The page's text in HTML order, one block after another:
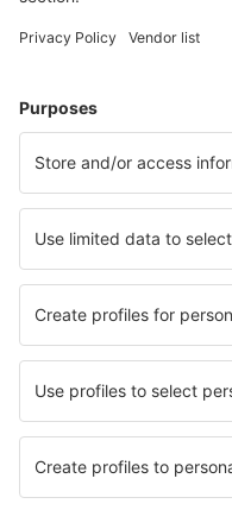
Cele mai căutate
Cazare în Davenport
Cazare în Sevierville
Cazare în Panama City Beach
Cazare în Snowmass Village
Cele mai bune locuri de
Cazare în Mols